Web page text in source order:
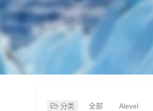
分类 全部 Alevel